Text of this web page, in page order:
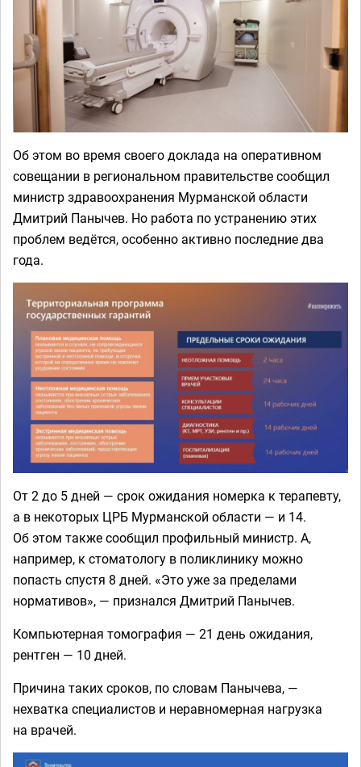
Об этом во время своего доклада на оперативном
совещании в региональном правительстве сообщил
министр здравоохранения Мурманской области
Дмитрий Панычев. Но работа по устранению этих
проблем ведётся, особенно активно последние два
года.
От 2 до 5 дней — срок ожидания номерка к терапевту,
а в некоторых ЦРБ Мурманской области — и 14.
Об этом также сообщил профильный министр. А,
например, к стоматологу в поликлинику можно
попасть спустя 8 дней. «Это уже за пределами
нормативов», — признался Дмитрий Панычев.
Компьютерная томография — 21 день ожидания,
рентген — 10 дней.
Причина таких сроков, по словам Панычева, —
нехватка специалистов и неравномерная нагрузка
на врачей.